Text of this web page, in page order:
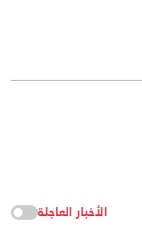
الأخبار العاجلة